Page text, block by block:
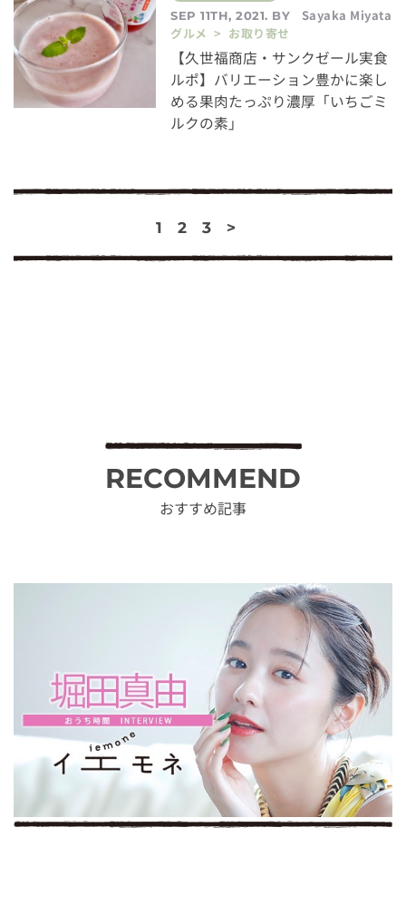
SEP 11TH, 2021. BY
Sayaka Miyata
グルメ > お取り寄せ
【久世福商店・サンクゼール実食
ルポ】バリエーション豊かに楽し
める果肉たっぷり濃厚「いちごミ
ルクの素」
1 2 3 >
RECOMMEND
おすすめ記事